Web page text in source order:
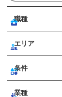
職種
エリア
条件
業種